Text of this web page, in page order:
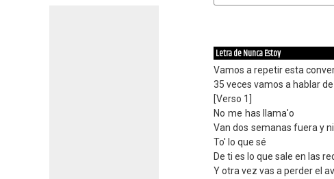
Letra de Nunca Estoy
Vamos a repetir esta
35 veces vamos a hablar
[Verso 1]
No me has llama'o
Van dos semanas fuera y
To' lo que sé
De ti es lo que sale en las
Y otra vez vas a perder el